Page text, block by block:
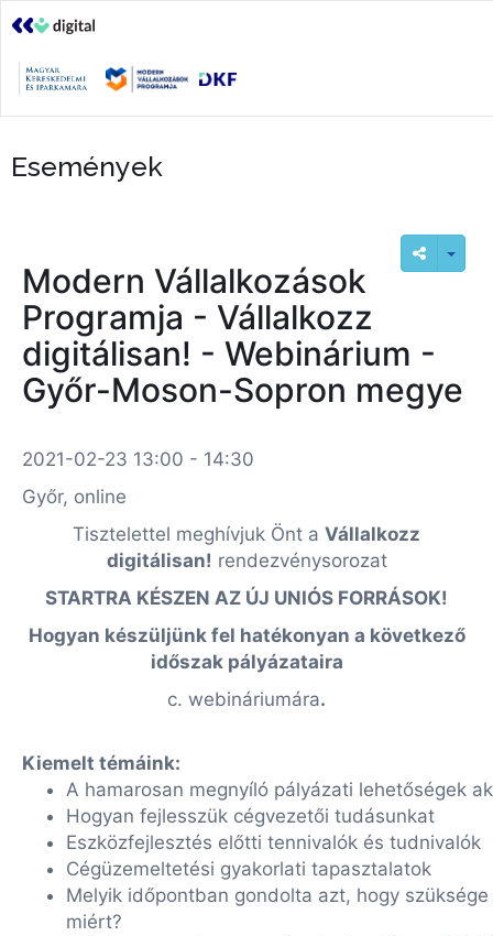
Események
Modern Vállalkozások
Programja - Vállalkozz
digitálisan! - Webinárium -
Győr-Moson-Sopron megye
2021-02-23 13:00 - 14:30
Győr, online
Tisztelettel meghívjuk Önt a Vállalkozz
digitálisan! rendezvénysorozat
STARTRA KÉSZEN AZ ÚJ UNIÓS FORRÁSOK!
Hogyan készüljünk fel hatékonyan a következő
időszak pályázataira
c. webináriumára.
Kiemelt témáink:
A hamarosan megnyíló pályázati lehetőségek
Hogyan fejlesszük cégvezetői tudásunkat
Eszközfejlesztés előtti tennivalók és tudnivalók
Cégüzemeltetési gyakorlati tapasztalatok
Melyik időpontban gondolta azt, hogy szüksége
miért?